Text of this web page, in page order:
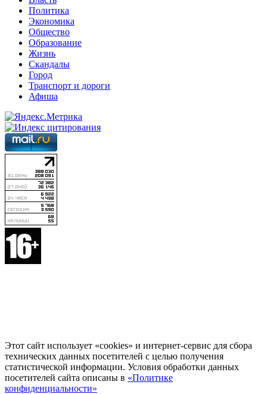
Политика
Экономика
Общество
Образование
Жизнь
Скандалы
Город
Транспорт и дороги
Афиша
Этот сайт использует «cookies» и интернет-сервис для сбора
технических данных посетителей с целью получения
статистической информации. Условия обработки данных
посетителей сайта описаны в «Политике
конфиденциальности»